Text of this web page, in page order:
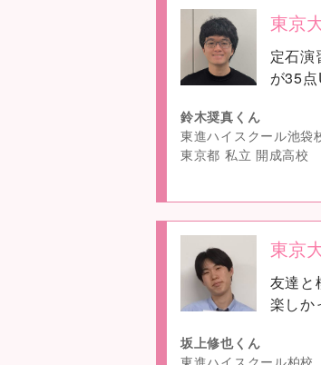
no
image
東京
定石演
が35
鈴木奨真くん
東進ハイスクール池袋
東京都 私立 開成高校
no
image
東京
友達と
楽しか
坂上修也くん
東進ハイスクール柏校